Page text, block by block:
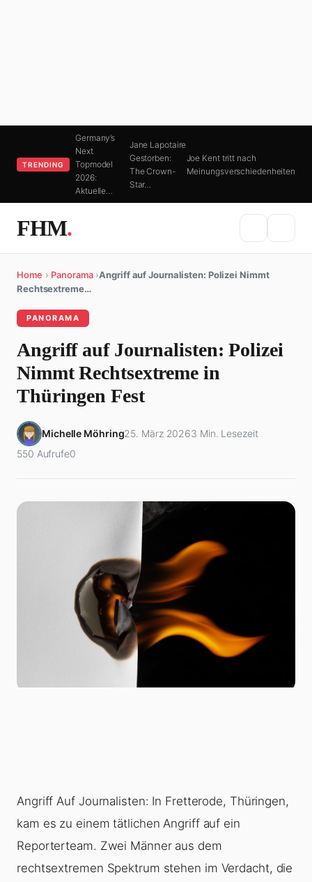
TRENDING
Germany’s
Next
Topmodel
2026:
Aktuelle…
Jane Lapotaire
Gestorben:
The Crown-
Star…
Joe Kent tritt nach
Meinungsverschiedenheiten
FHM.
Home › Panorama ›Angriff auf Journalisten: Polizei Nimmt
Rechtsextreme…
PANORAMA
Angriff auf Journalisten: Polizei
Nimmt Rechtsextreme in
Thüringen Fest
Michelle Möhring25. März 20263 Min. Lesezeit
550 Aufrufe0
Angriff Auf Journalisten: In Fretterode, Thüringen,
kam es zu einem tätlichen Angriff auf ein
Reporterteam. Zwei Männer aus dem
rechtsextremen Spektrum stehen im Verdacht, die